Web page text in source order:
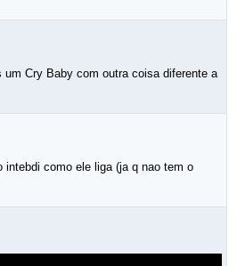
um Cry Baby com outra coisa diferente a
intebdi como ele liga (ja q nao tem o